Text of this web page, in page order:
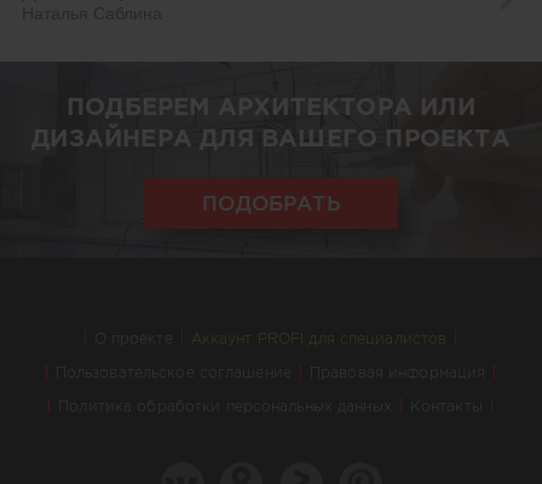
ПОДБЕРЕМ АРХИТЕКТОРА ИЛИ
ДИЗАЙНЕРА ДЛЯ ВАШЕГО ПРОЕКТА
ПОДОБРАТЬ
О проекте Аккаунт PROFI для специалистов
Пользовательское соглашение Правовая информация
Политика обработки персональных данных Контакты